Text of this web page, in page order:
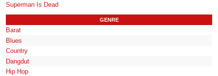
Superman Is Dead
GENRE
Barat
Blues
Country
Dangdut
Hip Hop